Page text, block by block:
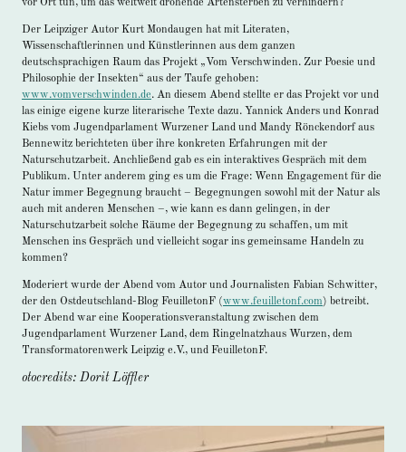
vor Ort tun, um das weltweit drohende Artensterben zu verhindern?
Der Leipziger Autor Kurt Mondaugen hat mit Literaten,
Wissenschaftlerinnen und Künstlerinnen aus dem ganzen
deutschsprachigen Raum das Projekt „Vom Verschwinden. Zur Poesie und
Philosophie der Insekten“ aus der Taufe gehoben:
www.vomverschwinden.de. An diesem Abend stellte er das Projekt vor und
las einige eigene kurze literarische Texte dazu. Yannick Anders und Konrad
Kiebs vom Jugendparlament Wurzener Land und Mandy Rönckendorf aus
Bennewitz berichteten über ihre konkreten Erfahrungen mit der
Naturschutzarbeit. Anchließend gab es ein interaktives Gespräch mit dem
Publikum. Unter anderem ging es um die Frage: Wenn Engagement für die
Natur immer Begegnung braucht – Begegnungen sowohl mit der Natur als
auch mit anderen Menschen –, wie kann es dann gelingen, in der
Naturschutzarbeit solche Räume der Begegnung zu schaffen, um mit
Menschen ins Gespräch und vielleicht sogar ins gemeinsame Handeln zu
kommen?
Moderiert wurde der Abend vom Autor und Journalisten Fabian Schwitter,
der den Ostdeutschland-Blog FeuilletonF (www.feuilletonf.com) betreibt.
Der Abend war eine Kooperationsveranstaltung zwischen dem
Jugendparlament Wurzener Land, dem Ringelnatzhaus Wurzen, dem
Transformatorenwerk Leipzig e.V., und FeuilletonF.
otocredits: Dorit Löffler